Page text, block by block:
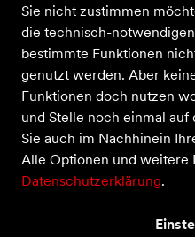
Sie nicht zustimmen
die technisch-
bestimmte Funktionen
genutzt werden. Aber
Funktionen doch nutzen
und Stelle noch einmal
Sie auch im Nachhinein
Alle Optionen und weitere
Datenschutzerklärung.
Cyclone Speed 5
Preis
45,00 €
inkl. MwSt.
Statt:65,00 €−31%
Farbe
Größe